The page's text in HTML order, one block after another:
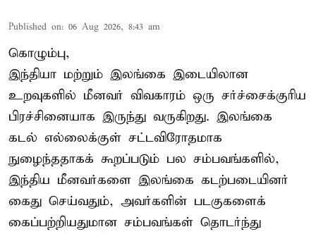
Published on: 06 Aug 2026, 8:43 am
கொழும்பு,
இந்தியா மற்றும் இலங்கை இடையிலான
உறவுகளில் மீனவர் விவகாரம் ஒரு சர்ச்சைக்குரிய
பிரச்சினையாக இருந்து வருகிறது. இலங்கை
கடல் எல்லைக்குள் சட்டவிரோதமாக
நுழைந்ததாகக் கூறப்படும் பல சம்பவங்களில்,
இந்திய மீனவர்களை இலங்கை கடற்படையினர்
கைது செய்வதும், அவர்களின் படகுகளைக்
கைப்பற்றியதுமான சம்பவங்கள் தொடர்ந்து